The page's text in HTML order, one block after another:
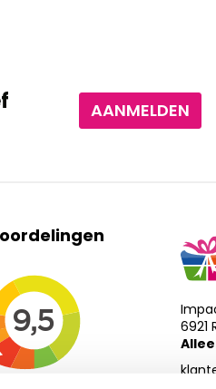
AANMELDEN
6921